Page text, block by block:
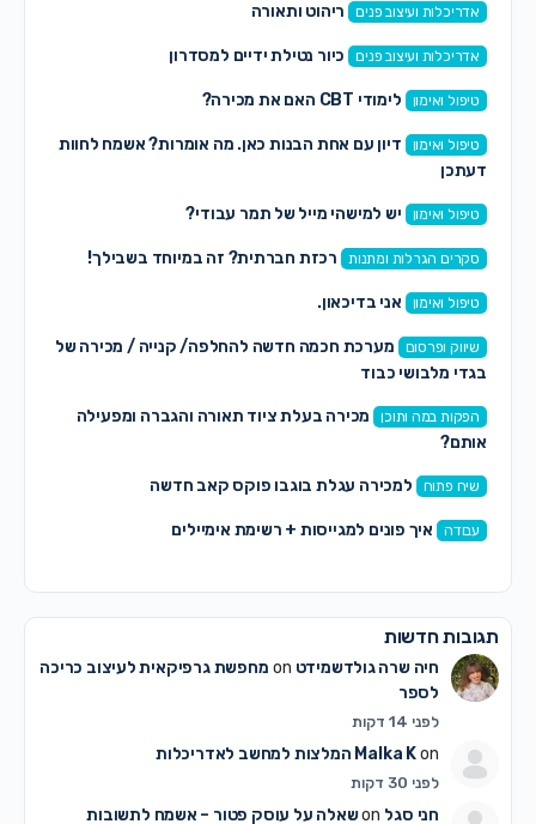
אדריכלות ועיצוב פנים ריהוט ותאורה
אדריכלות ועיצוב פנים כיור נטילת ידיים למסדרון
טיפול ואימון לימודי CBT האם את מכירה?
טיפול ואימון
דיון עם אחת הבנות כאן. מה אומרות? אשמח לחוות
דעתכן
טיפול ואימון יש למישהי מייל של תמר עבודי?
סקרים הגרלות ומתנות רכזת חברתית? זה במיוחד בשבילך!
טיפול ואימון אני בדיכאון.
שיווק ופרסום
מערכת חכמה חדשה להחלפה/ קנייה / מכירה של
בגדי מלבושי כבוד
הפקות במה ותוכן
מכירה בעלת ציוד תאורה והגברה ומפעילה
אותם?
שיח פתוח למכירה עגלת בוגבו פוקס קאב חדשה
עבודה איך פונים למגייסות + רשימת אימיילים
תגובות חדשות
חיה שרה גולדשמידט
מחפשת גרפיקאית לעיצוב כריכה
לספר
לפני 14 דקות
Malka Kon המלצות למחשב לאדריכלות
לפני 30 דקות
חני סגל שאלה על עוסק פטור – אשמח לתשובות